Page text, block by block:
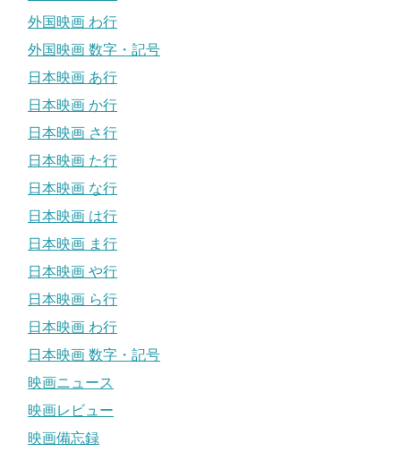
外国映画 わ行
外国映画 数字・記号
日本映画 あ行
日本映画 か行
日本映画 さ行
日本映画 た行
日本映画 な行
日本映画 は行
日本映画 ま行
日本映画 や行
日本映画 ら行
日本映画 わ行
日本映画 数字・記号
映画ニュース
映画レビュー
映画備忘録